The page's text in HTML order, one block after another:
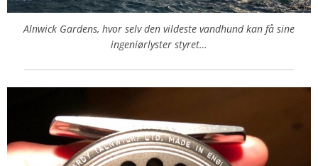
Alnwick Gardens, hvor selv den vildeste vandhund kan få sine
ingeniørlyster styret…